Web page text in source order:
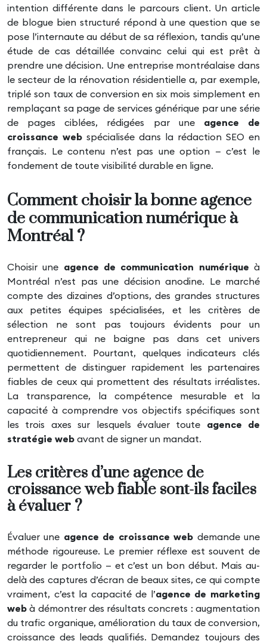
intention différente dans le parcours client. Un article
de blogue bien structuré répond à une question que se
pose l’internaute au début de sa réflexion, tandis qu’une
étude de cas détaillée convainc celui qui est prêt à
prendre une décision. Une entreprise montréalaise dans
le secteur de la rénovation résidentielle a, par exemple,
triplé son taux de conversion en six mois simplement en
remplaçant sa page de services générique par une série
de pages ciblées, rédigées par une agence de
croissance web spécialisée dans la rédaction SEO en
français. Le contenu n’est pas une option — c’est le
fondement de toute visibilité durable en ligne.
Comment choisir la bonne agence
de communication numérique à
Montréal ?
Choisir une agence de communication numérique à
Montréal n’est pas une décision anodine. Le marché
compte des dizaines d’options, des grandes structures
aux petites équipes spécialisées, et les critères de
sélection ne sont pas toujours évidents pour un
entrepreneur qui ne baigne pas dans cet univers
quotidiennement. Pourtant, quelques indicateurs clés
permettent de distinguer rapidement les partenaires
fiables de ceux qui promettent des résultats irréalistes.
La transparence, la compétence mesurable et la
capacité à comprendre vos objectifs spécifiques sont
les trois axes sur lesquels évaluer toute agence de
stratégie web avant de signer un mandat.
Les critères d’une agence de
croissance web fiable sont-ils faciles
à évaluer ?
Évaluer une agence de croissance web demande une
méthode rigoureuse. Le premier réflexe est souvent de
regarder le portfolio — et c’est un bon début. Mais au-
delà des captures d’écran de beaux sites, ce qui compte
vraiment, c’est la capacité de l’agence de marketing
web à démontrer des résultats concrets : augmentation
du trafic organique, amélioration du taux de conversion,
croissance des leads qualifiés. Demandez toujours des